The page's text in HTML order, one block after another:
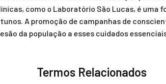
como o Laboratório São Lucas, é uma
A promoção de campanhas de
da população a esses cuidados
Termos Relacionados